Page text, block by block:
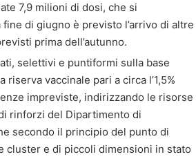
7,9 milioni di dosi, che si
di giugno è previsto l’arrivo di altre
prima dell’autunno.
selettivi e puntiformi sulla base
vaccinale pari a circa l’1,5%
impreviste, indirizzando le risorse
rinforzi del Dipartimento di
secondo il principio del punto di
cluster e di piccoli dimensioni in stato